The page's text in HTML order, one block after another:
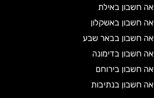
באילת
באשקלון
בבאר שבע
בדימונה
בירוחם
בנתיבות